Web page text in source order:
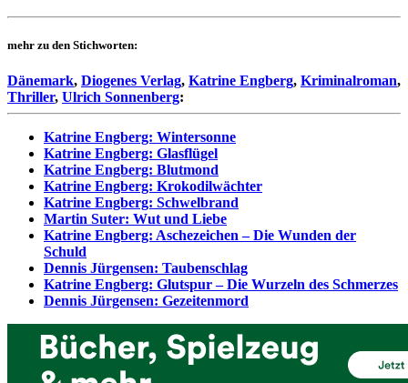
mehr zu den Stichworten:
Dänemark, Diogenes Verlag, Katrine Engberg, Kriminalroman,
Thriller, Ulrich Sonnenberg:
Katrine Engberg: Wintersonne
Katrine Engberg: Glasflügel
Katrine Engberg: Blutmond
Katrine Engberg: Krokodilwächter
Katrine Engberg: Schwelbrand
Martin Suter: Wut und Liebe
Katrine Engberg: Aschezeichen – Die Wunden der
Schuld
Dennis Jürgensen: Taubenschlag
Katrine Engberg: Glutspur – Die Wurzeln des Schmerzes
Dennis Jürgensen: Gezeitenmord